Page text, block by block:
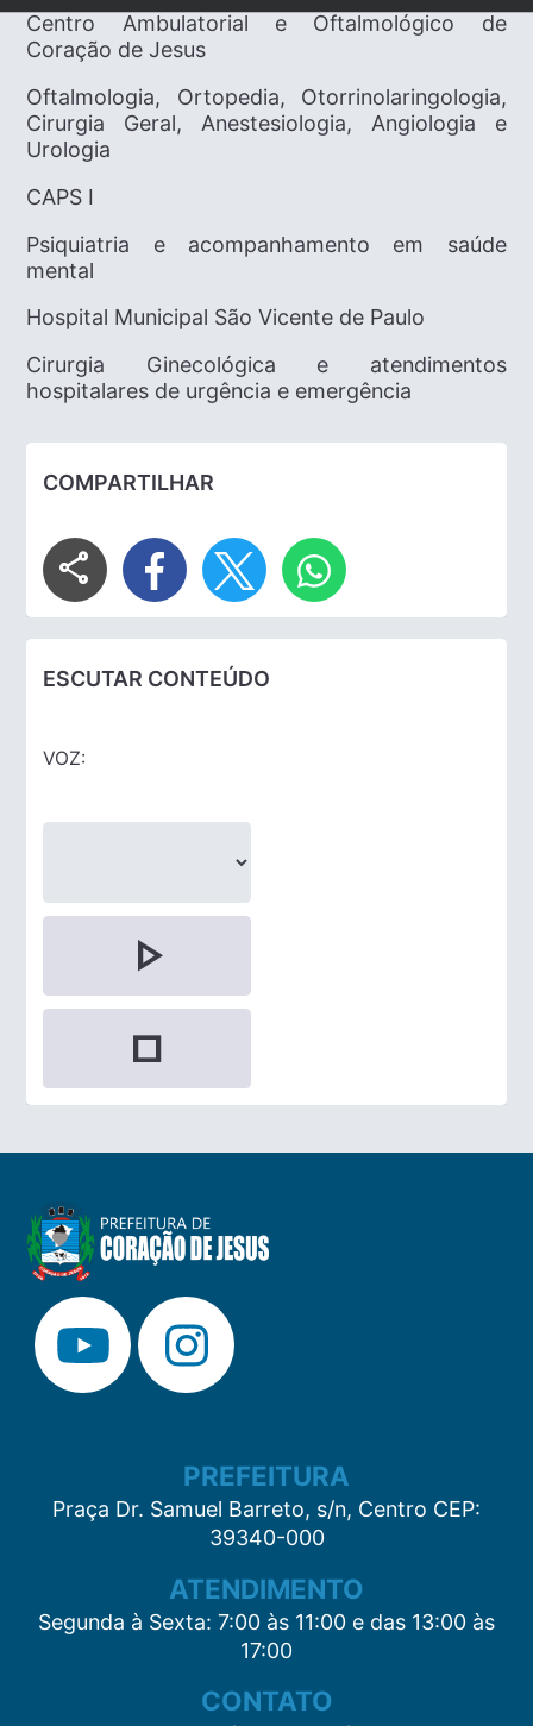
Centro Ambulatorial e Oftalmológico de
Coração de Jesus
Oftalmologia, Ortopedia, Otorrinolaringologia,
Cirurgia Geral, Anestesiologia, Angiologia e
Urologia
CAPS I
Psiquiatria e acompanhamento em saúde
mental
Hospital Municipal São Vicente de Paulo
Cirurgia Ginecológica e atendimentos
hospitalares de urgência e emergência
COMPARTILHAR
share
ESCUTAR CONTEÚDO
VOZ:
play_arrow
stop
PREFEITURA
Praça Dr. Samuel Barreto, s/n, Centro CEP:
39340-000
ATENDIMENTO
Segunda à Sexta: 7:00 às 11:00 e das 13:00 às
17:00
CONTATO